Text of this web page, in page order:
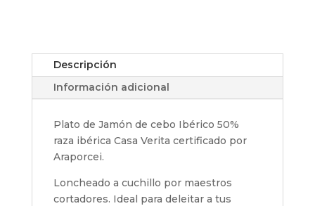
(50%
raza
ibérica)
cuchillo
cantidad
Descripción
Información adicional
Plato de Jamón de cebo Ibérico 50%
raza ibérica Casa Verita certificado por
Araporcei.
Loncheado a cuchillo por maestros
cortadores. Ideal para deleitar a tus